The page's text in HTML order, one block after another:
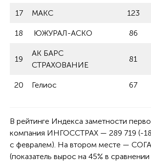
17 МАКС 123
18 ЮЖУРАЛ-АСКО 86
19
АК БАРС
СТРАХОВАНИЕ
81
20 Гелиос 67
В рейтинге Индекса заметности
компания ИНГОССТРАХ — 289 719 (-
с февралем). На втором месте —
(показатель вырос на 45% в